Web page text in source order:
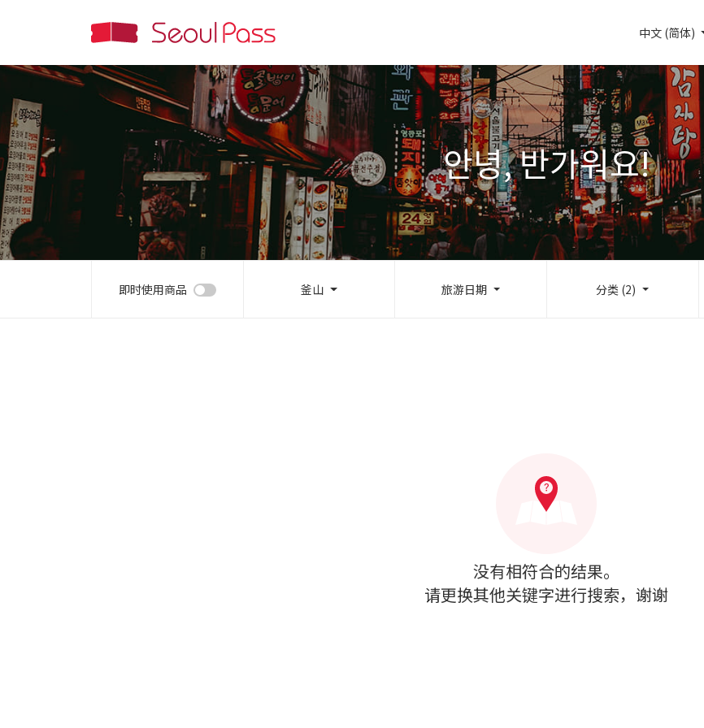
中文 (简体)
안녕, 반가워요!
即时使用商品 釜山 旅游日期 分类 (2)
没有相符合的结果。
请更换其他关键字进行搜索，谢谢